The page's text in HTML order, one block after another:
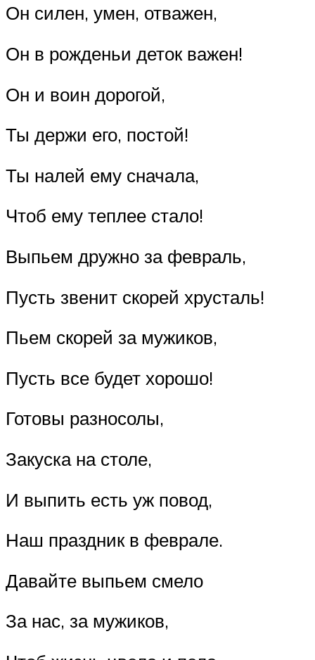
Он силен, умен, отважен,
Он в рожденьи деток важен!
Он и воин дорогой,
Ты держи его, постой!
Ты налей ему сначала,
Чтоб ему теплее стало!
Выпьем дружно за февраль,
Пусть звенит скорей хрусталь!
Пьем скорей за мужиков,
Пусть все будет хорошо!
Готовы разносолы,
Закуска на столе,
И выпить есть уж повод,
Наш праздник в феврале.
Давайте выпьем смело
За нас, за мужиков,